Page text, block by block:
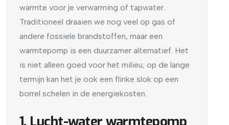
warmte voor je verwarming of tapwater.
Traditioneel draaien we nog veel op gas of
andere fossiele brandstoffen, maar een
warmtepomp is een duurzamer alternatief. Het
is niet alleen goed voor het milieu; op de lange
termijn kan het je ook een flinke slok op een
borrel schelen in de energiekosten.